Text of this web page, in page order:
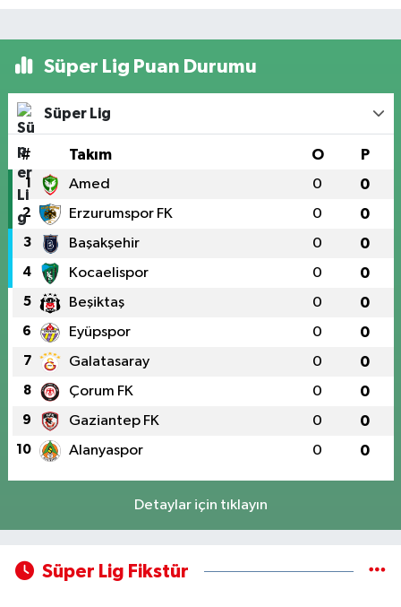
Süper Lig Puan Durumu
Süper Lig
# Takım O P
1 Amed 0 0
2 Erzurumspor FK 0 0
3 Başakşehir 0 0
4 Kocaelispor 0 0
5 Beşiktaş 0 0
6 Eyüpspor 0 0
7 Galatasaray 0 0
8 Çorum FK 0 0
9 Gaziantep FK 0 0
10 Alanyaspor 0 0
Detaylar için tıklayın
Süper Lig Fikstür